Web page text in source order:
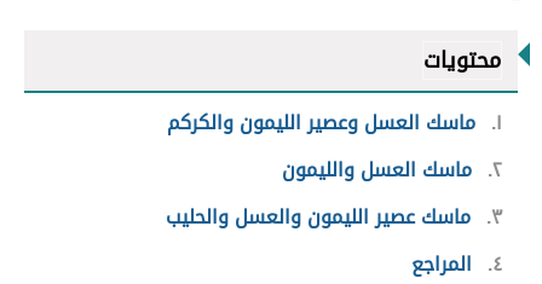
محتويات
١ ماسك العسل وعصير الليمون والكركم
٢ ماسك العسل والليمون
٣ ماسك عصير الليمون والعسل والحليب
٤
المراجع